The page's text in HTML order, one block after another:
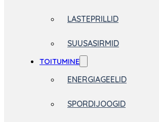
LASTEPRILLID
SUUSASIRMID
TOITUMINE
ENERGIAGEELID
SPORDIJOOGID